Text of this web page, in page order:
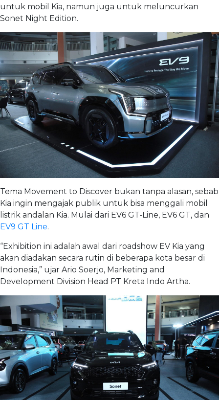
untuk mobil Kia, namun juga untuk meluncurkan
Sonet Night Edition.
Tema Movement to Discover bukan tanpa alasan, sebab
Kia ingin mengajak publik untuk bisa menggali mobil
listrik andalan Kia. Mulai dari EV6 GT-Line, EV6 GT, dan
EV9 GT Line.
“Exhibition ini adalah awal dari roadshow EV Kia yang
akan diadakan secara rutin di beberapa kota besar di
Indonesia,” ujar Ario Soerjo, Marketing and
Development Division Head PT Kreta Indo Artha.